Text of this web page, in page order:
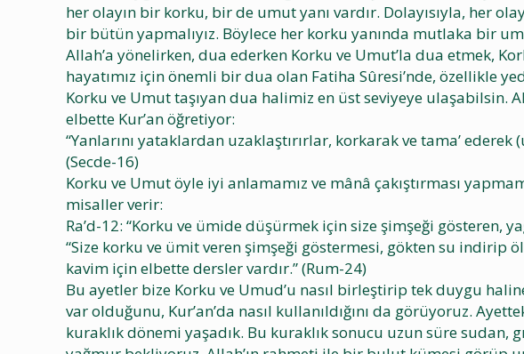
her olayın bir korku, bir de umut yanı vardır. Dolayısıyla, her
bir bütün yapmalıyız. Böylece her korku yanında mutlaka bir
Allah’a yönelirken, dua ederken Korku ve Umut’la dua etmek,
hayatımız için önemli bir dua olan Fatiha Sûresi’nde, özellikle
Korku ve Umut taşıyan dua halimiz en üst seviyeye ulaşabilsin.
elbette Kur’an öğretiyor:
“Yanlarını yataklardan uzaklaştırırlar, korkarak ve tama’
(Secde-16)
Korku ve Umut öyle iyi anlamamız ve mânâ çakıştırması
misaller verir:
Ra’d-12: “Korku ve ümide düşürmek için size şimşeği gösteren,
“Size korku ve ümit veren şimşeği göstermesi, gökten su
kavim için elbette dersler vardır.” (Rum-24)
Bu ayetler bize Korku ve Umud’u nasıl birleştirip tek duygu
var olduğunu, Kur’an’da nasıl kullanıldığını da görüyoruz.
kuraklık dönemi yaşadık. Bu kuraklık sonucu uzun süre